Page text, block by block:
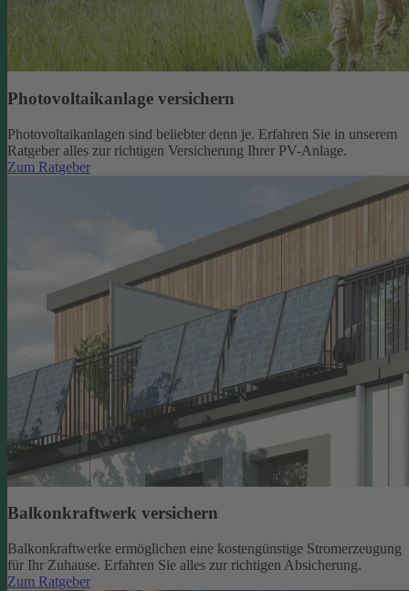
Photovoltaikanlage versichern
Photovoltaikanlagen sind beliebter denn je. Erfahren Sie in unserem
Ratgeber alles zur richtigen Versicherung Ihrer PV-Anlage.
Zum Ratgeber
Balkonkraftwerk versichern
Balkonkraftwerke ermöglichen eine kostengünstige Stromerzeugung
für Ihr Zuhause. Erfahren Sie alles zur richtigen Absicherung.
Zum Ratgeber